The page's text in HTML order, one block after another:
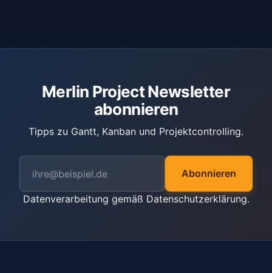
Merlin Project Newsletter
abonnieren
Tipps zu Gantt, Kanban und Projektcontrolling.
Abonnieren
Datenverarbeitung gemäß Datenschutzerklärung.